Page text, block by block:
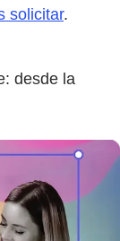
solicitar.
desde la